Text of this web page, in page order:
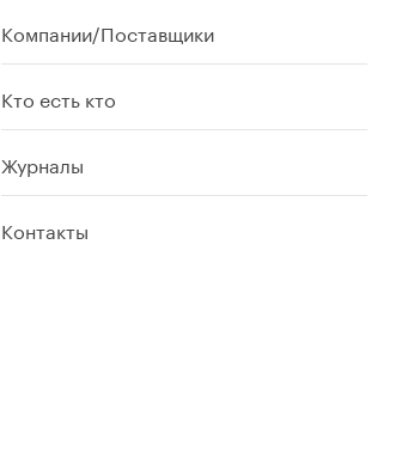
Компании/Поставщики
Кто есть кто
Журналы
Контакты